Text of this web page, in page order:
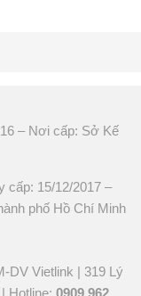
– Nơi cấp: Sở Kế
cấp: 15/12/2017 –
phố Hồ Chí Minh
DV Vietlink | 319 Lý
Hotline: 0909 962